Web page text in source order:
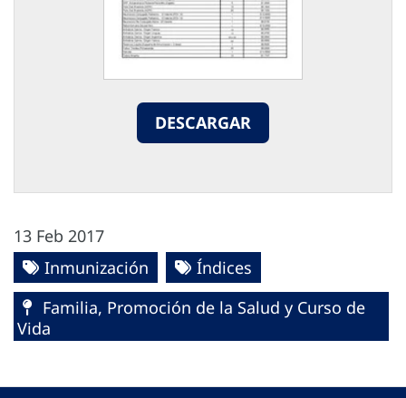
DESCARGAR
13 Feb 2017
Inmunización
Índices
Familia, Promoción de la Salud y Curso de
Vida